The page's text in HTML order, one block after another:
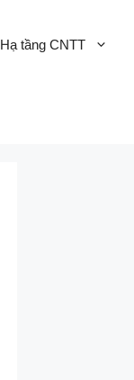
Hạ tầng CNTT